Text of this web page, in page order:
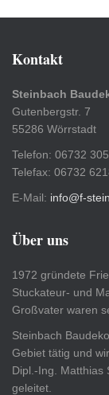
Kontakt
Steinbach
Gutenbergstr. 7
55286 Wörrstadt
Telefon: 06732
Telefax: 06732
E-Mail: info@f-
Über uns
1972 gründete
Stuckateur- und
Großvater waren
Steinbach
Gebiet tätig und
Dipl.-Ing. Matthias
geleitet.